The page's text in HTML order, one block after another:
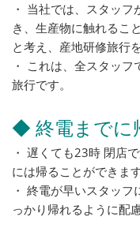
・ 当社では、スタッ
き、生産物に触れるこ
と考え、産地研修旅行
・ これは、全スタッ
旅行です。
◆ 終電までに
・ 遅くても23時 閉店
には帰ることができます
・ 終電が早いスタッ
っかり帰れるように配